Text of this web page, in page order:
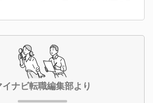
イナビ転職編集部より